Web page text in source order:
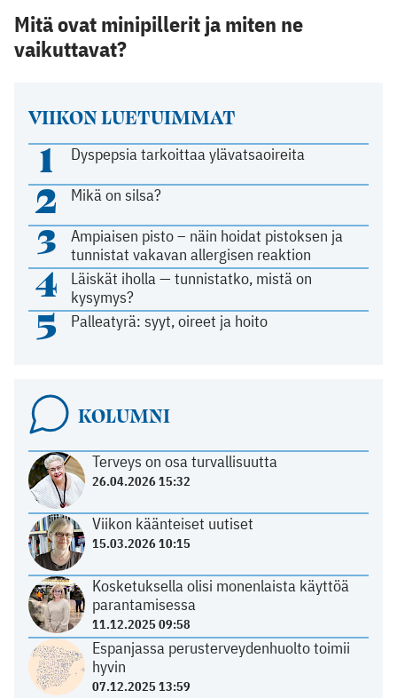
VIIKON LUETUIMMAT
1 Dyspepsia tarkoittaa ylävatsaoireita
2 Mikä on silsa?
3
Ampiaisen pisto – näin hoidat pistoksen ja
tunnistat vakavan allergisen reaktion
4
Läiskät iholla — tunnistatko, mistä on
kysymys?
5 Palleatyrä: syyt, oireet ja hoito
KOLUMNI
Terveys on osa turvallisuutta
26.04.2026 15:32
Viikon käänteiset uutiset
15.03.2026 10:15
Kosketuksella olisi monenlaista käyttöä
parantamisessa
11.12.2025 09:58
Espanjassa perusterveydenhuolto toimii
hyvin
07.12.2025 13:59
Mitä ovat minipillerit ja miten ne
vaikuttavat?